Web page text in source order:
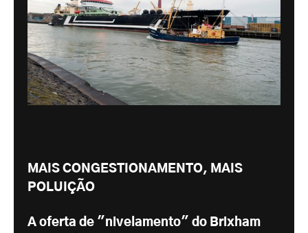
MAIS CONGESTIONAMENTO, MAIS
POLUIÇÃO
A oferta de "nivelamento" do Brixham